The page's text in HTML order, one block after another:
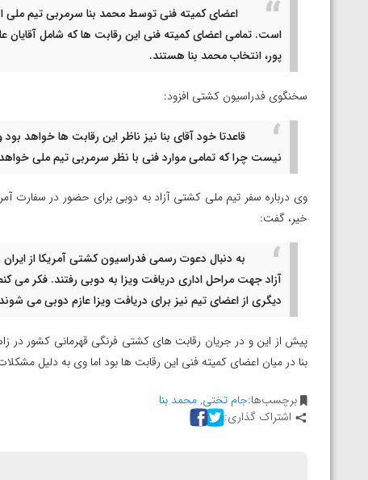
اعضای کمیته فنی توسط محمد بنا سرمربی تیم ملی
است. تمامی اعضای کمیته فنی این رقابت ها که شامل آقایان
پور، انتخاب محمد بنا هستند.
سخنگوی فدراسیون کشتی افزود:
قاعدتا خود آقای بنا نیز ناظر این رقابت ها خواهد
نیست چرا که تمامی موارد فنی با نظر سرمربی تیم ملی
وی درباره سفر تیم ملی کشتی آزاد به دوبی برای حضور در سفارت
خیر، گفت:
به دنبال دعوت رسمی فدراسیون کشتی آمریکا از
آزاد جهت مراحل اداری دریافت ویزا به دوبی رفتند. فکر می
دیگری از اعضای تیم نیز برای دریافت ویزا عازم دوبی می
پیش از این و در جریان رقابت های کشتی فرنگی قهرمانی کشور در
بنا در میان اعضای کمیته فنی این رقابت ها بود اما وی به دلیل
برچسب‌ها:جام تختی,محمد بنا
اشتراک گذاری:
امین میرزازاده
ویدیو؛ باخت امین کاویانی نژاد مقابل مالخاز